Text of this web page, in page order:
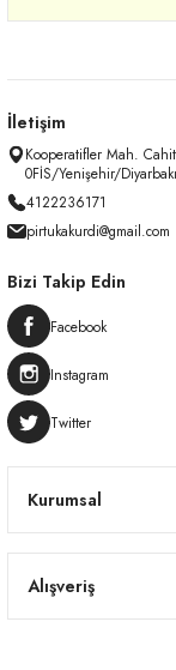
İletişim
Kooperatifler Mah.
0FİS/Yenişehir/
4122236171
pirtukakurdi@gmail.com
Kurumsal
Alışveriş
Bizi Takip Edin
Facebook
Instagram
Twitter